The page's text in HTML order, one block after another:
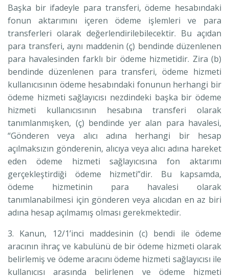
Başka bir ifadeyle para transferi, ödeme hesabındaki
fonun aktarımını içeren ödeme işlemleri ve para
transferleri olarak değerlendirilebilecektir. Bu açıdan
para transferi, aynı maddenin (ç) bendinde düzenlenen
para havalesinden farklı bir ödeme hizmetidir. Zira (b)
bendinde düzenlenen para transferi, ödeme hizmeti
kullanıcısının ödeme hesabındaki fonunun herhangi bir
ödeme hizmeti sağlayıcısı nezdindeki başka bir ödeme
hizmeti kullanıcısının hesabına transferi olarak
tanımlanmışken, (ç) bendinde yer alan para havalesi,
“Gönderen veya alıcı adına herhangi bir hesap
açılmaksızın gönderenin, alıcıya veya alıcı adına hareket
eden ödeme hizmeti sağlayıcısına fon aktarımı
gerçekleştirdiği ödeme hizmeti”dir. Bu kapsamda,
ödeme hizmetinin para havalesi olarak
tanımlanabilmesi için gönderen veya alıcıdan en az biri
adına hesap açılmamış olması gerekmektedir.
3. Kanun, 12/1’inci maddesinin (c) bendi ile ödeme
aracının ihraç ve kabulünü de bir ödeme hizmeti olarak
belirlemiş ve ödeme aracını ödeme hizmeti sağlayıcısı ile
kullanıcısı arasında belirlenen ve ödeme hizmeti